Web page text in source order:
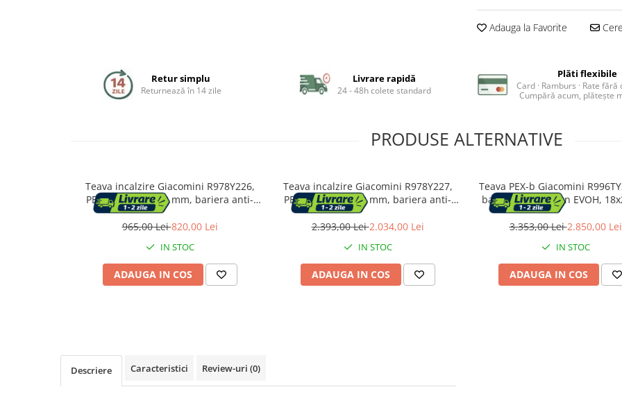
Clapete de actionare
Ingrijire personala
Adauga la Favorite
Retur simplu
Returnează în 14 zile
Livrare rapidă
24 - 48h colete standard
Plăti flexibile
Card · Ramburs · Rate fără
Cumpără acum, plătește
PRODUSE ALTERNATIVE
Teava incalzire Giacomini R978Y226,
PE-RT tip II, 16 x 2 mm, bariera anti-
oxigen EVOH, 5 straturi, rosu, colac 240
m
965,00 Lei820,00 Lei
IN STOC
ADAUGA IN COS
Teava incalzire Giacomini R978Y227,
PE-RT tip II, 16 x 2 mm, bariera anti-
oxigen EVOH, 5straturi, rosu, colac 600
m
2.393,00 Lei2.034,00 Lei
IN STOC
ADAUGA IN COS
Teava PEX-b Giacomini
bariera anti-oxigen EVOH,
rola 500 m, pentru incalzire
pardoseala si sisteme de
3.353,00 Lei2.850,00 Lei
IN STOC
ADAUGA IN COS
Descriere Caracteristici Review-uri (0)